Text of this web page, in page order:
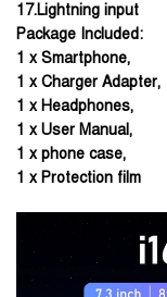
17.Lightning input
Package Included:
1 x Smartphone,
1 x Charger Adapter,
1 x Headphones,
1 x User Manual,
1 x phone case,
1 x Protection film